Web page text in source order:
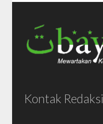
Kontak Redaksi